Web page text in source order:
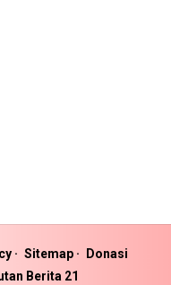
Sitemap
Donasi
Berita 21